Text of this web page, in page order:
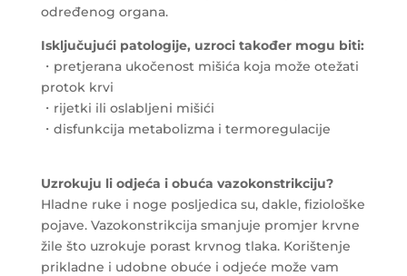
određenog organa.
Isključujući patologije, uzroci također mogu biti:
・pretjerana ukočenost mišića koja može otežati
protok krvi
・rijetki ili oslabljeni mišići
・disfunkcija metabolizma i termoregulacije
Uzrokuju li odjeća i obuća vazokonstrikciju?
Hladne ruke i noge posljedica su, dakle, fiziološke
pojave. Vazokonstrikcija smanjuje promjer krvne
žile što uzrokuje porast krvnog tlaka. Korištenje
prikladne i udobne obuće i odjeće može vam